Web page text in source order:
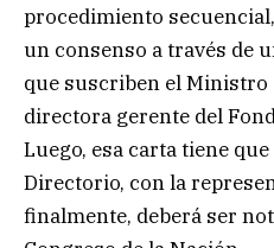
procedimiento
un consenso a través de
que suscriben el Ministro
directora gerente del
Luego, esa carta tiene
Directorio, con la
finalmente, deberá ser